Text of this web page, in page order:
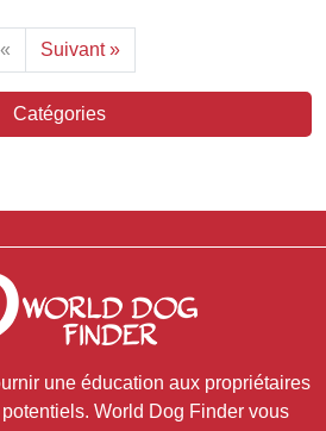
« Suivant »
Catégories
une éducation aux propriétaires
World Dog Finder vous